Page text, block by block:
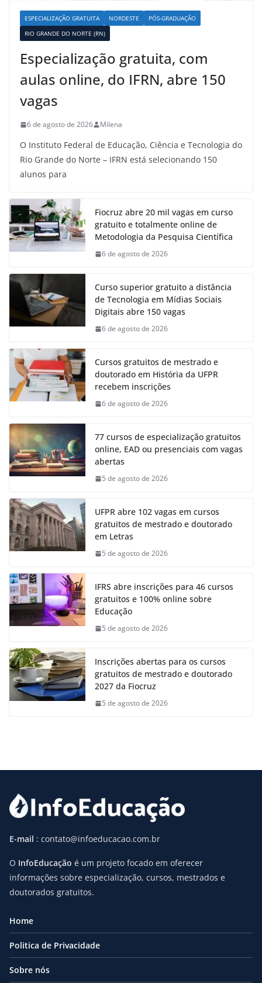
ESPECIALIZAÇÃO GRATUITA NORDESTE
PÓS-GRADUAÇÃO
RIO GRANDE DO NORTE (RN)
Especialização gratuita, com
aulas online, do IFRN, abre 150
vagas
6 de agosto de 2026 Milena
O Instituto Federal de Educação, Ciência e Tecnologia do
Rio Grande do Norte – IFRN está selecionando 150
alunos para
Fiocruz abre 20 mil vagas em curso
gratuito e totalmente online de
Metodologia da Pesquisa Científica
6 de agosto de 2026
Curso superior gratuito a distância
de Tecnologia em Mídias Sociais
Digitais abre 150 vagas
6 de agosto de 2026
Cursos gratuitos de mestrado e
doutorado em História da UFPR
recebem inscrições
6 de agosto de 2026
77 cursos de especialização gratuitos
online, EAD ou presenciais com vagas
abertas
5 de agosto de 2026
UFPR abre 102 vagas em cursos
gratuitos de mestrado e doutorado
em Letras
5 de agosto de 2026
IFRS abre inscrições para 46 cursos
gratuitos e 100% online sobre
Educação
5 de agosto de 2026
Inscrições abertas para os cursos
gratuitos de mestrado e doutorado
2027 da Fiocruz
5 de agosto de 2026
E-mail : contato@infoeducacao.com.br
O InfoEducação é um projeto focado em oferecer
informações sobre especialização, cursos, mestrados e
doutorados gratuitos.
Home
Politica de Privacidade
Sobre nós